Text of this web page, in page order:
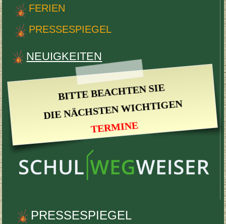
FERIEN
PRESS­ESPIEGEL
NEUIGKEITEN
BITTE BEACHTEN SIE
DIE NÄCH­STEN WICHTI­GEN
TER­MINE
PRESS­ESPIEGEL